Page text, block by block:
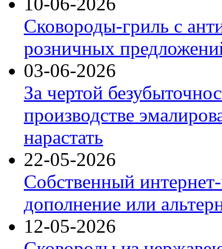
Сковороды-гриль с
розничных
03-06-2026
За чертой
производстве
нарастать
22-05-2026
Собственный
дополнение или
12-05-2026